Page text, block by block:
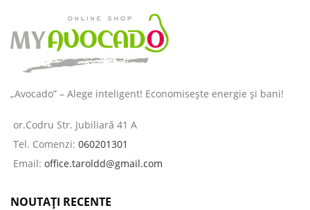
„Avocado” – Alege inteligent! Economisește energie și bani!
or.Codru Str. Jubiliară 41 A
Tel. Comenzi: 060201301
Email: office.taroldd@gmail.com
NOUTAȚI RECENTE